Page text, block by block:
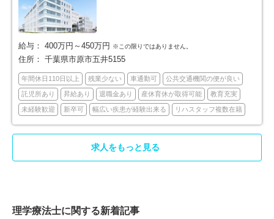
印西市 23
富里市 12 南房総市
匝瑳市 4 香取市 16
山武市 15 いすみ市 14
印旛郡酒々井町 4 印旛郡栄町 3
給与： 400万円～450万円 ※この限りではありません。
住所： 千葉県市原市五井5155
年間休日110日以上 残業少ない 車通勤可 公共交通機関の便が良い
託児所あり 昇給あり 退職金あり 産休育休が取得可能 教育充実
未経験歓迎 新卒可 幅広い疾患が経験出来る リハスタッフ複数在籍
求人をもっと見る
理学療法士に関する新着記事